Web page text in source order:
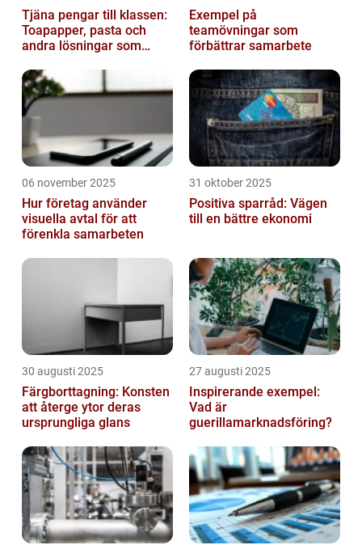
Tjäna pengar till klassen:
Toapapper, pasta och
andra lösningar som
Exempel på
teamövningar som
förbättrar samarbete
06 november 2025
Hur företag använder
visuella avtal för att
förenkla samarbeten
31 oktober 2025
Positiva sparråd: Vägen
till en bättre ekonomi
30 augusti 2025
Färgborttagning: Konsten
att återge ytor deras
ursprungliga glans
27 augusti 2025
Inspirerande exempel:
Vad är
guerillamarknadsföring?